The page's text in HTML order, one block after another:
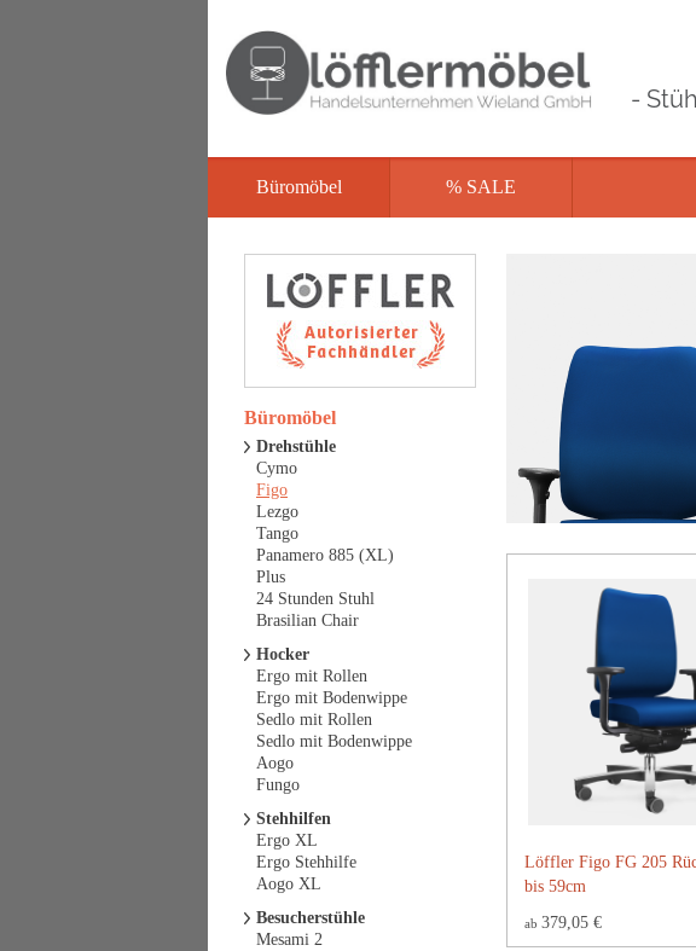
-
Büromöbel % SALE
Löffler Figo FG 205
bis 59cm
ab 379,05 €
Büromöbel
Drehstühle
Cymo
Figo
Lezgo
Tango
Panamero 885 (XL)
Plus
24 Stunden Stuhl
Brasilian Chair
Hocker
Ergo mit Rollen
Ergo mit Bodenwippe
Sedlo mit Rollen
Sedlo mit Bodenwippe
Aogo
Fungo
Stehhilfen
Ergo XL
Ergo Stehhilfe
Aogo XL
Besucherstühle
Mesami 2